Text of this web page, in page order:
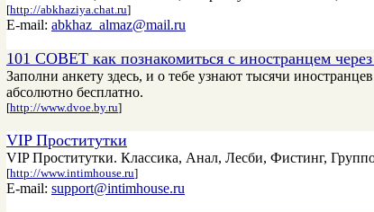
[http://abkhaziya.chat.ru]
E-mail: abkhaz_almaz@mail.ru
101 СОВЕТ как познакомиться с иностранцем
Заполни анкету здесь, и о тебе узнают тысячи
абсолютно бесплатно.
[http://www.dvoe.by.ru]
VIP Проститутки
VIP Проститутки. Классика, Анал, Лесби, Фистинг,
[http://www.intimhouse.ru]
E-mail: support@intimhouse.ru